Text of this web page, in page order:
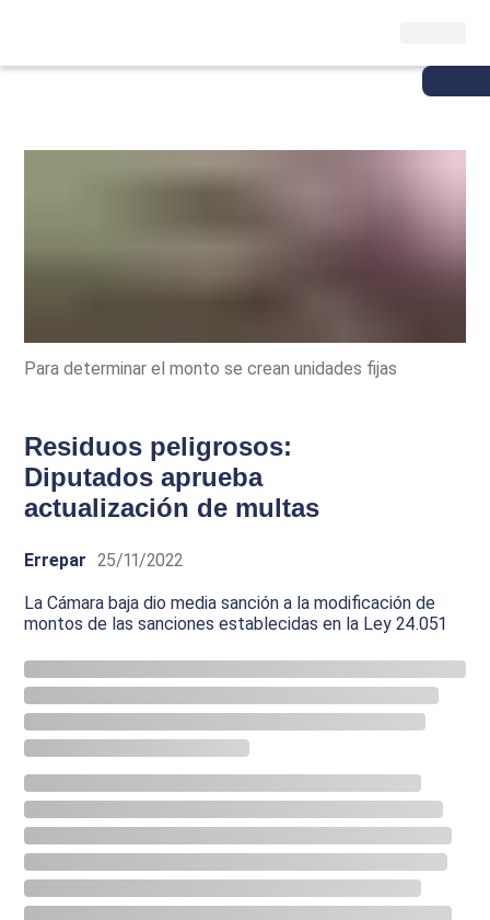
Para determinar el monto se crean unidades fijas
Residuos peligrosos:
Diputados aprueba
actualización de multas
Errepar 25/11/2022
La Cámara baja dio media sanción a la modificación de
montos de las sanciones establecidas en la Ley 24.051